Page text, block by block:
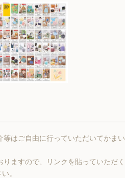
はご自由に行っていただいてかまい
ますので、リンクを貼っていただく
。